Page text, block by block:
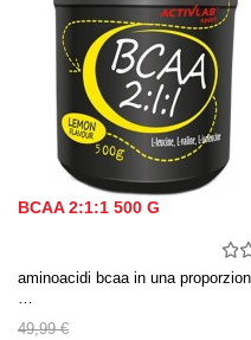
BCAA 2:1:1 500 G
aminoacidi bcaa in una
…
49,99 €